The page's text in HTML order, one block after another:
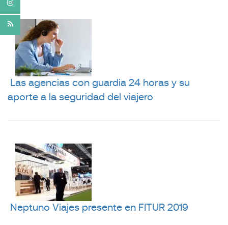
Las agencias con guardia 24 horas y su
aporte a la seguridad del viajero
Neptuno Viajes presente en FITUR 2019